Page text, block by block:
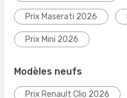
Prix Maserati 2026
Prix Mini 2026
Modèles neufs
Prix Renault Clio 2026